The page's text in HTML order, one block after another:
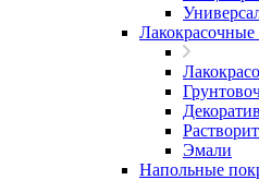
Эмали
Напольные